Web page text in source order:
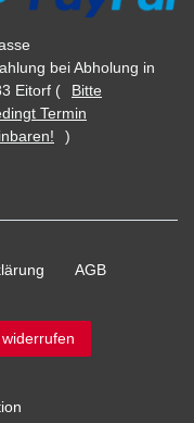
bei Abholung in
Eitorf (
Bitte
Termin
)
AGB